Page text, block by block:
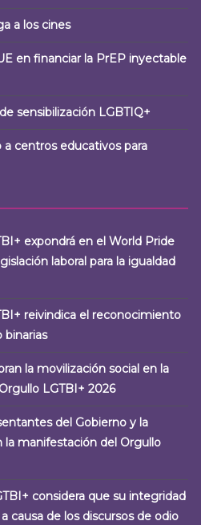
a los cines
en financiar la PrEP inyectable
sensibilización LGBTIQ+
centros educativos para
expondrá en el World Pride
laboral para la igualdad
reivindica el reconocimiento
binarias
la movilización social en la
LGTBI+ 2026
del Gobierno y la
la manifestación del Orgullo
considera que su integridad
causa de los discursos de odio